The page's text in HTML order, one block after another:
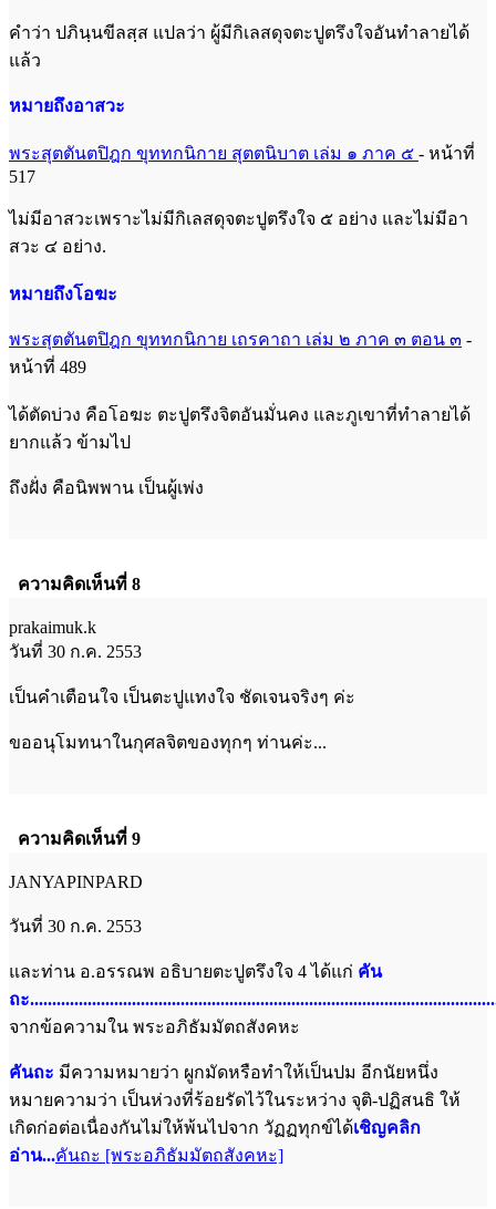
คำว่า ปภินฺนขีลสฺส แปลว่า ผู้มีกิเลสดุจตะปูตรึงใจอันทำลายได้
แล้ว
หมายถึงอาสวะ
พระสุตตันตปิฎก ขุททกนิกาย สุตตนิบาต เล่ม ๑ ภาค ๕ - หน้าที่
517
ไม่มีอาสวะเพราะไม่มีกิเลสดุจตะปูตรึงใจ ๕ อย่าง และไม่มีอา
สวะ ๔ อย่าง.
หมายถึงโอฆะ
พระสุตตันตปิฎก ขุททกนิกาย เถรคาถา เล่ม ๒ ภาค ๓ ตอน ๓ -
หน้าที่ 489
ได้ตัดบ่วง คือโอฆะ ตะปูตรึงจิตอันมั่นคง และภูเขาที่ทำลายได้
ยากแล้ว ข้ามไป
ถึงฝั่ง คือนิพพาน เป็นผู้เพ่ง
ความคิดเห็นที่ 8
prakaimuk.k
วันที่ 30 ก.ค. 2553
เป็นคำเตือนใจ เป็นตะปูแทงใจ ชัดเจนจริงๆ ค่ะ
ขออนุโมทนาในกุศลจิตของทุกๆ ท่านค่ะ...
ความคิดเห็นที่ 9
JANYAPINPARD
วันที่ 30 ก.ค. 2553
และท่าน อ.อรรณพ อธิบายตะปูตรึงใจ 4 ได้แก่ คัน
ถะ
จากข้อความใน พระอภิธัมมัตถสังคหะ
คันถะ มีความหมายว่า ผูกมัดหรือทำให้เป็นปม อีกนัยหนึ่ง
หมายความว่า เป็นห่วงที่ร้อยรัดไว้ในระหว่าง จุติ-ปฏิสนธิ ให้
เกิดก่อต่อเนื่องกันไม่ให้พ้นไปจาก วัฏฏทุกข์ได้เชิญคลิก
อ่าน...คันถะ [พระอภิธัมมัตถสังคหะ]